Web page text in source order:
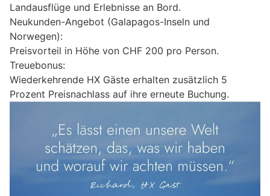
Landausflüge und Erlebnisse an Bord.
Neukunden-Angebot (Galapagos-Inseln und
Norwegen):
Preisvorteil in Höhe von CHF 200 pro Person.
Treuebonus:
Wiederkehrende HX Gäste erhalten zusätzlich 5
Prozent Preisnachlass auf ihre erneute Buchung.